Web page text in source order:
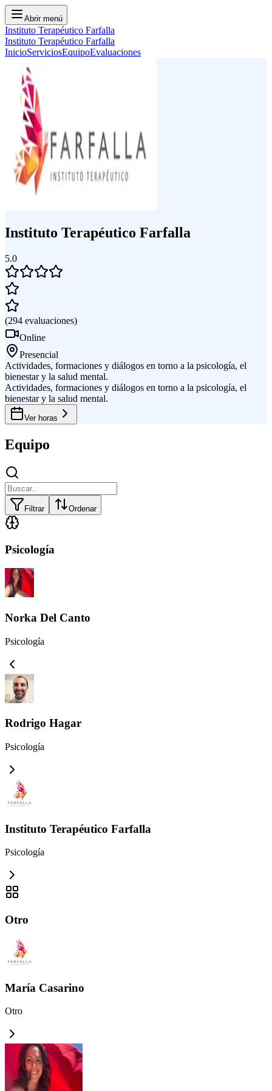
Abrir menú
Instituto Terapéutico Farfalla
Instituto Terapéutico Farfalla
InicioServiciosEquipoEvaluaciones
Instituto Terapéutico Farfalla
5.0
(294 evaluaciones)
Online
Presencial
Actividades, formaciones y diálogos en torno a la psicología, el
bienestar y la salud mental.
Actividades, formaciones y diálogos en torno a la psicología, el
bienestar y la salud mental.
Ver horas
Equipo
Filtrar Ordenar
Psicología
Norka Del Canto
Psicología
Rodrigo Hagar
Psicología
Instituto Terapéutico Farfalla
Psicología
Otro
María Casarino
Otro